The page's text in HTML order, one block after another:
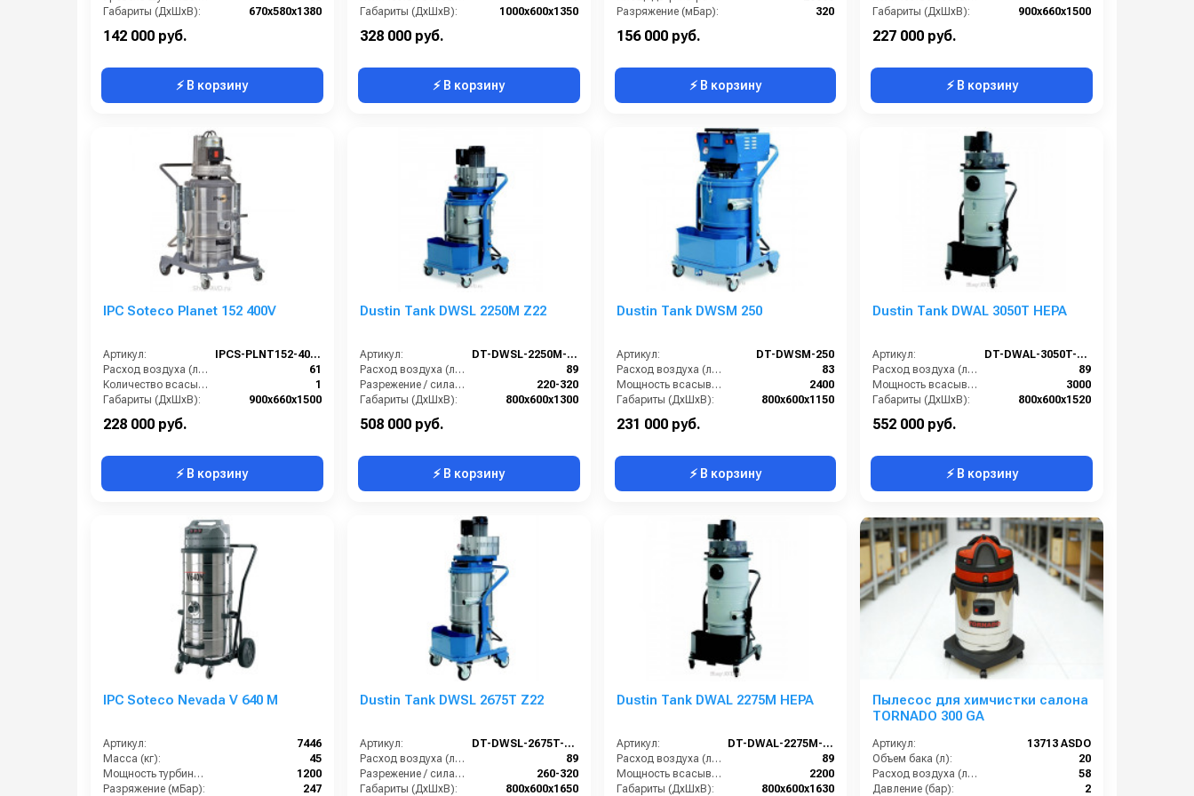
Габариты (ДхШхВ):
670х580х1380
142 000 руб.
⚡ В корзину
Габариты (ДхШхВ):
1000х600х1350
328 000 руб.
⚡ В корзину
Разряжение (мБар):
320
156 000 руб.
⚡ В корзину
Габариты (ДхШхВ):
900х660х1500
227 000 руб.
⚡ В корзину
IPC Soteco Planet 152 400V
Артикул:
IPCS-PLNT152-400V
Расход воздуха (л/сек):
61
Количество всасывающих турбин (шт):
1
Габариты (ДхШхВ):
900х660х1500
228 000 руб.
⚡ В корзину
Dustin Tank DWSL 2250M Z22
Артикул:
DT-DWSL-2250M-Z22
Расход воздуха (л/сек):
89
Разрежение / сила всасывания (мбар):
220-320
Габариты (ДхШхВ):
800х600х1300
508 000 руб.
⚡ В корзину
Dustin Tank DWSM 250
Артикул:
DT-DWSM-250
Расход воздуха (л/сек):
83
Мощность всасывающих турбин (Вт):
2400
Габариты (ДхШхВ):
800х600х1150
231 000 руб.
⚡ В корзину
Dustin Tank DWAL 3050T HEPA
Артикул:
DT-DWAL-3050T-HEPA
Расход воздуха (л/сек):
89
Мощность всасывающих турбин (Вт):
3000
Габариты (ДхШхВ):
800х600х1520
552 000 руб.
⚡ В корзину
IPC Soteco Nevada V 640 M
Артикул:
7446
Масса (кг):
45
Мощность турбины (Вт):
1200
Разряжение (мБар):
247
Dustin Tank DWSL 2675T Z22
Артикул:
DT-DWSL-2675T-Z22
Расход воздуха (л/сек):
89
Разрежение / сила всасывания (мбар):
260-320
Габариты (ДхШхВ):
800х600х1650
Dustin Tank DWAL 2275M HEPA
Артикул:
DT-DWAL-2275M-HEPA
Расход воздуха (л/сек):
89
Мощность всасывающих турбин (Вт):
2200
Габариты (ДхШхВ):
800х600х1630
Пылесос для химчистки салона
TORNADO 300 GA
Артикул:
13713 ASDO
Объем бака (л):
20
Расход воздуха (л/сек):
58
Давление (бар):
2